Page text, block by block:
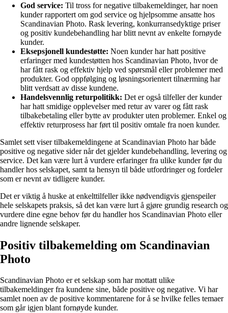
God service: Til tross for negative tilbakemeldinger, har noen
kunder rapportert om god service og hjelpsomme ansatte hos
Scandinavian Photo. Rask levering, konkurransedyktige priser
og positiv kundebehandling har blitt nevnt av enkelte fornøyde
kunder.
Eksepsjonell kundestøtte: Noen kunder har hatt positive
erfaringer med kundestøtten hos Scandinavian Photo, hvor de
har fått rask og effektiv hjelp ved spørsmål eller problemer med
produkter. God oppfølging og løsningsorientert tilnærming har
blitt verdsatt av disse kundene.
Handelsvennlig returpolitikk: Det er også tilfeller der kunder
har hatt smidige opplevelser med retur av varer og fått rask
tilbakebetaling eller bytte av produkter uten problemer. Enkel og
effektiv returprosess har ført til positiv omtale fra noen kunder.
Samlet sett viser tilbakemeldingene at Scandinavian Photo har både
positive og negative sider når det gjelder kundebehandling, levering og
service. Det kan være lurt å vurdere erfaringer fra ulike kunder før du
handler hos selskapet, samt ta hensyn til både utfordringer og fordeler
som er nevnt av tidligere kunder.
Det er viktig å huske at enkelttilfeller ikke nødvendigvis gjenspeiler
hele selskapets praksis, så det kan være lurt å gjøre grundig research og
vurdere dine egne behov før du handler hos Scandinavian Photo eller
andre lignende selskaper.
Positiv tilbakemelding om Scandinavian
Photo
Scandinavian Photo er et selskap som har mottatt ulike
tilbakemeldinger fra kundene sine, både positive og negative. Vi har
samlet noen av de positive kommentarene for å se hvilke felles temaer
som går igjen blant fornøyde kunder.